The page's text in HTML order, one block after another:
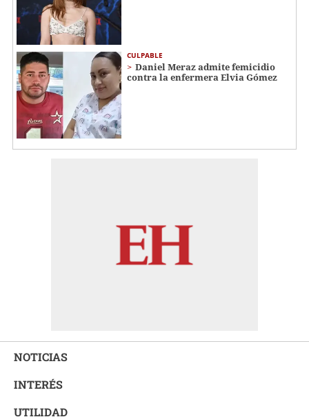
CULPABLE
Daniel Meraz admite femicidio
contra la enfermera Elvia Gómez
NOTICIAS
INTERÉS
UTILIDAD